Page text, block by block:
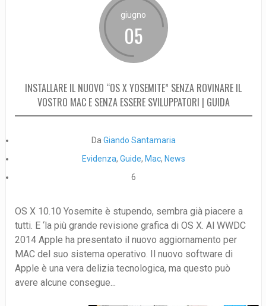
giugno
05
INSTALLARE IL NUOVO “OS X YOSEMITE” SENZA ROVINARE IL
VOSTRO MAC E SENZA ESSERE SVILUPPATORI | GUIDA
DaGiando Santamaria
Evidenza, Guide, Mac, News
6
OS X 10.10 Yosemite è stupendo, sembra già piacere a
tutti. E ‘la più grande revisione grafica di OS X. Al WWDC
2014 Apple ha presentato il nuovo aggiornamento per
MAC del suo sistema operativo. Il nuovo software di
Apple è una vera delizia tecnologica, ma questo può
avere alcune consegue...